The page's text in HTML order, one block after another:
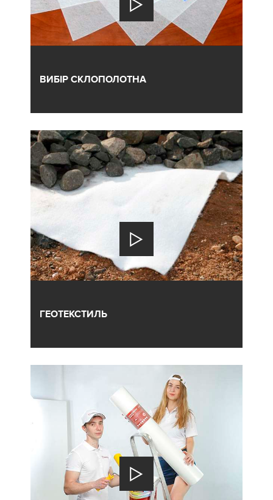
ВИБІР СКЛОПОЛОТНА
ГЕОТЕКСТИЛЬ